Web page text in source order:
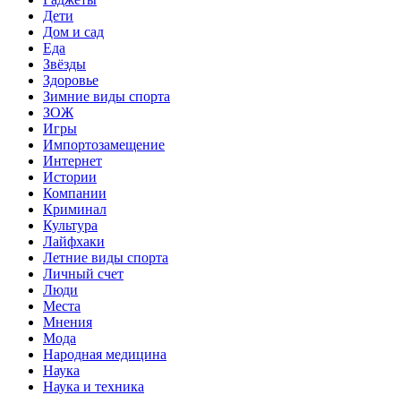
Дети
Дом и сад
Еда
Звёзды
Здоровье
Зимние виды спорта
ЗОЖ
Игры
Импортозамещение
Интернет
Истории
Компании
Криминал
Культура
Лайфхаки
Летние виды спорта
Личный счет
Люди
Места
Мнения
Мода
Народная медицина
Наука
Наука и техника